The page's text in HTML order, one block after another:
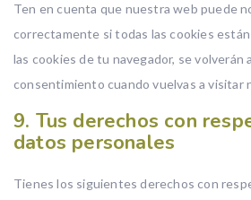
Ten en cuenta que nuestra web puede
correctamente si todas las cookies
las cookies de tu navegador, se volverán
consentimiento cuando vuelvas a visitar
9. Tus derechos con
datos personales
Tienes los siguientes derechos con